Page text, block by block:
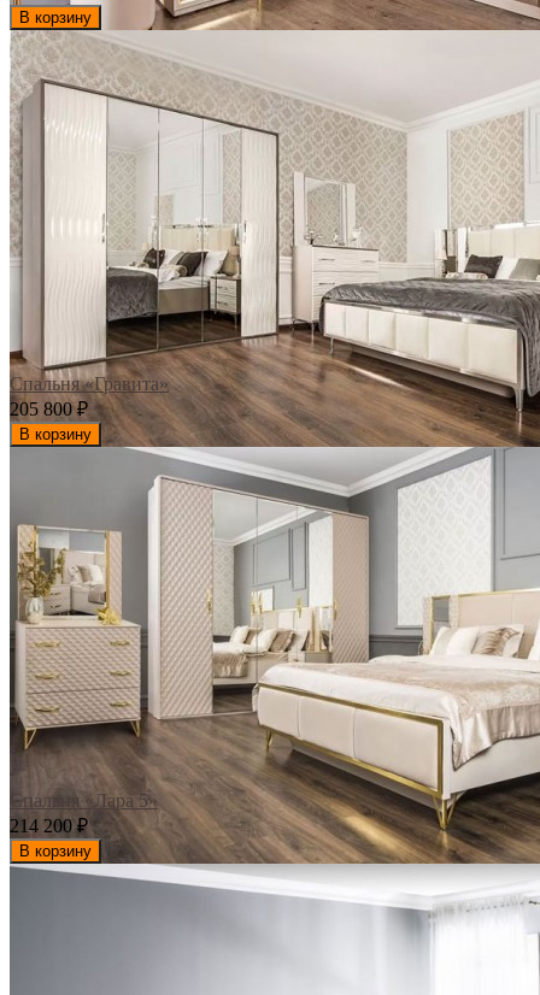
В корзину
Спальня «Гравита»
205 800₽
В корзину
Спальня «Лара 5»
214 200 ₽
В корзину